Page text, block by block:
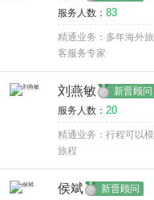
服务人数： 83
精通业务：多年海外
客服务专家
刘燕敏 新晋顾问
服务人数： 20
精通业务：行程可以
旅程
侯斌 新晋顾问